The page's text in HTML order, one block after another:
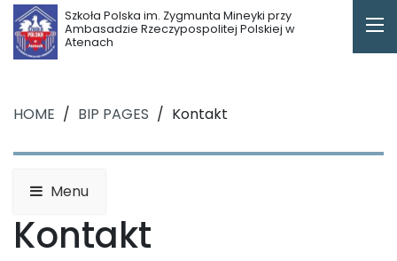
Szkoła Polska im. Zygmunta Mineyki przy
Ambasadzie Rzeczypospolitej Polskiej w
Atenach
HOME / BIP PAGES / Kontakt
Menu
Kontakt